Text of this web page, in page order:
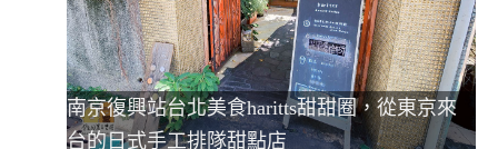
南京復興站台北美食haritts甜甜圈，從東京來
台的日式手工排隊甜點店